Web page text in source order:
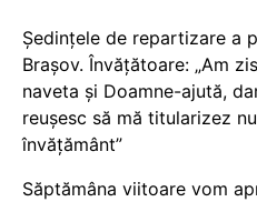
Ședințele de repartizare a
Brașov. Învățătoare: „Am
naveta și Doamne-ajută,
reușesc să mă titularizez
învățământ”
Săptămâna viitoare vom